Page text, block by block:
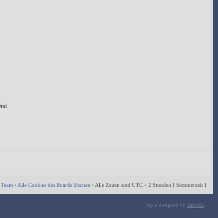
• Alle Cookies des Boards löschen • Alle Zeiten sind UTC + 2 Stunden [ Sommerzeit ]
Style designed by Artodia